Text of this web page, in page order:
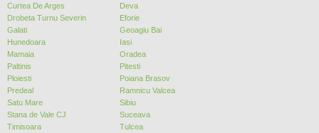
Curtea De Arges
Deva
Drobeta Turnu Severin
Eforie
Galati
Geoagiu Bai
Hunedoara
Iasi
Mamaia
Oradea
Paltinis
Pitesti
Ploiesti
Poiana Brasov
Predeal
Ramnicu Valcea
Satu Mare
Sibiu
Stana de Vale CJ
Suceava
Timisoara
Tulcea